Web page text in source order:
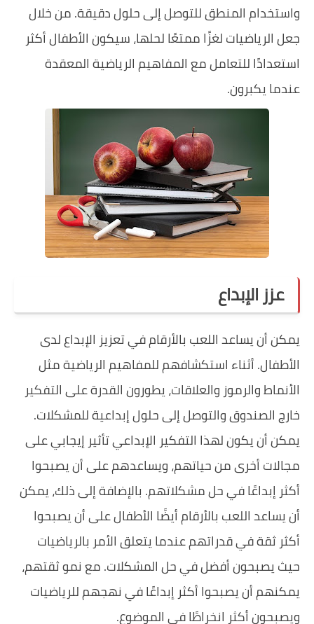
واستخدام المنطق للتوصل إلى حلول دقيقة. من خلال
جعل الرياضيات لغزًا ممتعًا لحلها، سيكون الأطفال أكثر
استعدادًا للتعامل مع المفاهيم الرياضية المعقدة
عندما يكبرون.
عزز الإبداع
يمكن أن يساعد اللعب بالأرقام في تعزيز الإبداع لدى
الأطفال. أثناء استكشافهم للمفاهيم الرياضية مثل
الأنماط والرموز والعلاقات، يطورون القدرة على التفكير
خارج الصندوق والتوصل إلى حلول إبداعية للمشكلات.
يمكن أن يكون لهذا التفكير الإبداعي تأثير إيجابي على
مجالات أخرى من حياتهم، ويساعدهم على أن يصبحوا
أكثر إبداعًا في حل مشكلاتهم. بالإضافة إلى ذلك، يمكن
أن يساعد اللعب بالأرقام أيضًا الأطفال على أن يصبحوا
أكثر ثقة في قدراتهم عندما يتعلق الأمر بالرياضيات
حيث يصبحون أفضل في حل المشكلات. مع نمو ثقتهم،
يمكنهم أن يصبحوا أكثر إبداعًا في نهجهم للرياضيات
ويصبحون أكثر انخراطًا في الموضوع.